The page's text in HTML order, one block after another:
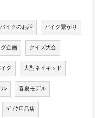
バイクのお話 バイク繋がり
企画 クイズ大会
ク 大型ネイキッド
ル 春夏モデル
ﾊﾞｲｸ用品店